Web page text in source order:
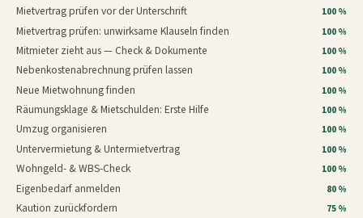
Mietvertrag prüfen vor der Unterschrift 100 %
Mietvertrag prüfen: unwirksame Klauseln finden 100 %
Mitmieter zieht aus — Check & Dokumente 100 %
Nebenkostenabrechnung prüfen lassen 100 %
Neue Mietwohnung finden 100 %
Räumungsklage & Mietschulden: Erste Hilfe 100 %
Umzug organisieren 100 %
Untervermietung & Untermietvertrag 100 %
Wohngeld- & WBS-Check 100 %
Eigenbedarf anmelden 80 %
Kaution zurückfordern 75 %